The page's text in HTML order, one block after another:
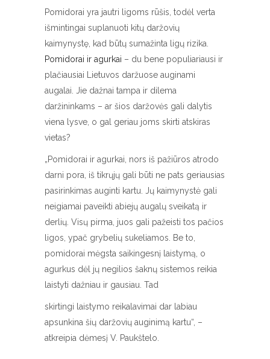
Pomidorai yra jautri ligoms rūšis, todėl verta
išmintingai suplanuoti kitų daržovių
kaimynystę, kad būtų sumažinta ligų rizika.
Pomidorai ir agurkai – du bene populiariausi ir
plačiausiai Lietuvos daržuose auginami
augalai. Jie dažnai tampa ir dilema
daržininkams – ar šios daržovės gali dalytis
viena lysve, o gal geriau joms skirti atskiras
vietas?
„Pomidorai ir agurkai, nors iš pažiūros atrodo
darni pora, iš tikrųjų gali būti ne pats geriausias
pasirinkimas auginti kartu. Jų kaimynystė gali
neigiamai paveikti abiejų augalų sveikatą ir
derlių. Visų pirma, juos gali pažeisti tos pačios
ligos, ypač grybelių sukeliamos. Be to,
pomidorai mėgsta saikingesnį laistymą, o
agurkus dėl jų negilios šaknų sistemos reikia
laistyti dažniau ir gausiau. Tad
skirtingi laistymo reikalavimai dar labiau
apsunkina šių daržovių auginimą kartu“, –
atkreipia dėmesį V. Paukštelo.